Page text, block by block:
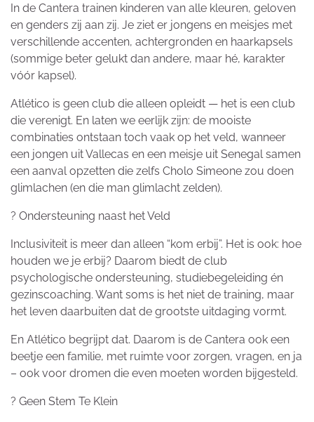
In de Cantera trainen kinderen van alle kleuren, geloven
en genders zij aan zij. Je ziet er jongens en meisjes met
verschillende accenten, achtergronden en haarkapsels
(sommige beter gelukt dan andere, maar hé, karakter
vóór kapsel).
Atlético is geen club die alleen opleidt — het is een club
die verenigt. En laten we eerlijk zijn: de mooiste
combinaties ontstaan toch vaak op het veld, wanneer
een jongen uit Vallecas en een meisje uit Senegal samen
een aanval opzetten die zelfs Cholo Simeone zou doen
glimlachen (en die man glimlacht zelden).
? Ondersteuning naast het Veld
Inclusiviteit is meer dan alleen “kom erbij”. Het is ook: hoe
houden we je erbij? Daarom biedt de club
psychologische ondersteuning, studiebegeleiding én
gezinscoaching. Want soms is het niet de training, maar
het leven daarbuiten dat de grootste uitdaging vormt.
En Atlético begrijpt dat. Daarom is de Cantera ook een
beetje een familie, met ruimte voor zorgen, vragen, en ja
– ook voor dromen die even moeten worden bijgesteld.
? Geen Stem Te Klein